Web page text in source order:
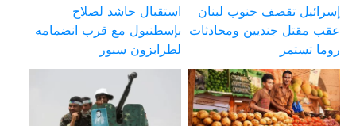
إسرائيل تقصف جنوب لبنان
عقب مقتل جنديين ومحادثات
روما تستمر
استقبال حاشد لصلاح
بإسطنبول مع قرب انضمامه
لطرابزون سبور